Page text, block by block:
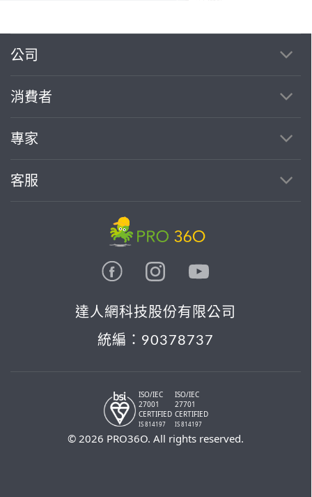
公司
消費者
專家
客服
達人網科技股份有限公司
統編：90378737
ISO/IEC
27001
CERTIFIED
IS 814197
ISO/IEC
27701
CERTIFIED
IS 814197
© 2026 PRO36O. All rights reserved.
繼續完成